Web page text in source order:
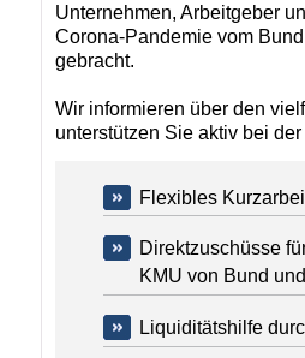
Unternehmen, Arbeitgeber
Corona-Pandemie vom
gebracht.
Wir informieren über den
unterstützen Sie aktiv bei
Flexibles
Direktzuschüsse
KMU von Bund
Liquiditätshilfe